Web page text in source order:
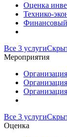
Оценка
Технико-
Финансовый
Все 3 услуги
Мероприятия
Все 3 услуги
Оценка